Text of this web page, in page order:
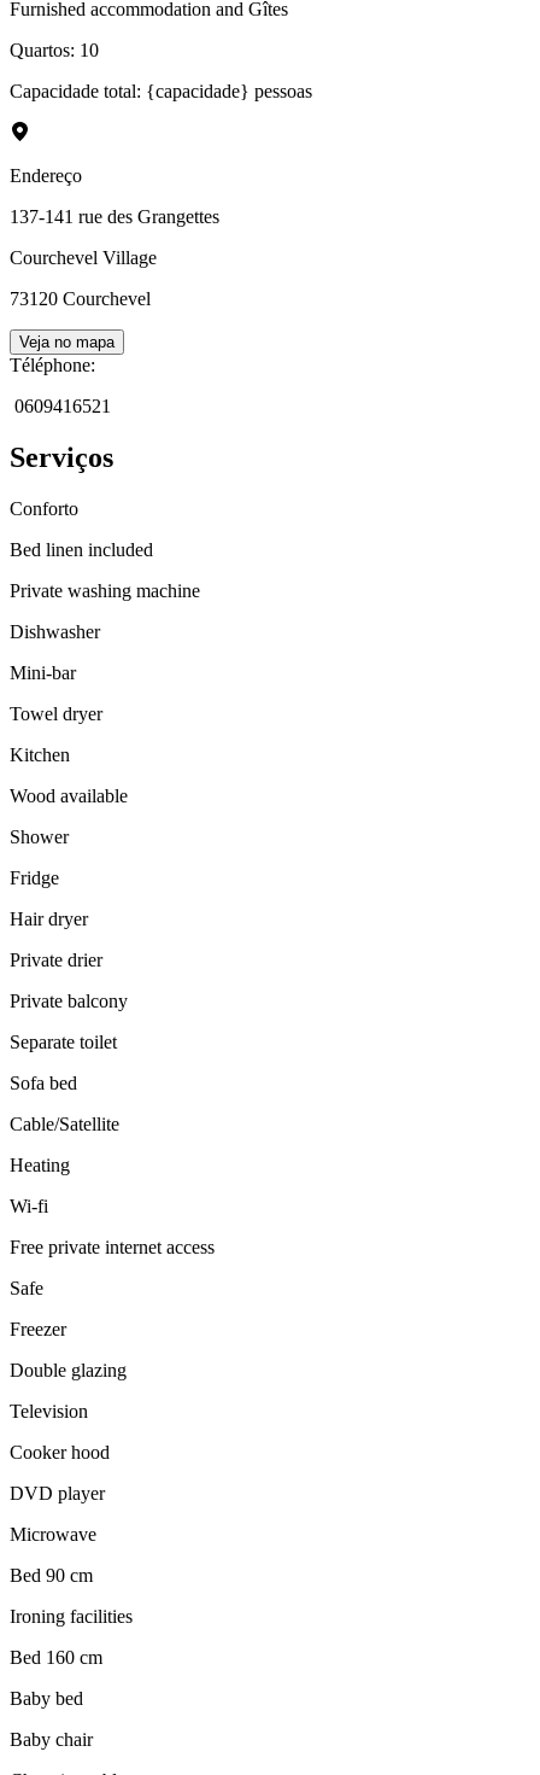
Furnished accommodation and Gîtes
Quartos: 10
Capacidade total: {capacidade} pessoas
Endereço
137-141 rue des Grangettes
Courchevel Village
73120 Courchevel
Veja no mapa
Téléphone:
0609416521
Serviços
Conforto
Bed linen included
Private washing machine
Dishwasher
Mini-bar
Towel dryer
Kitchen
Wood available
Shower
Fridge
Hair dryer
Private drier
Private balcony
Separate toilet
Sofa bed
Cable/Satellite
Heating
Wi-fi
Free private internet access
Safe
Freezer
Double glazing
Television
Cooker hood
DVD player
Microwave
Bed 90 cm
Ironing facilities
Bed 160 cm
Baby bed
Baby chair